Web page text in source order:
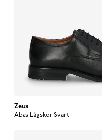
Zeus
Abas Lågskor Svart